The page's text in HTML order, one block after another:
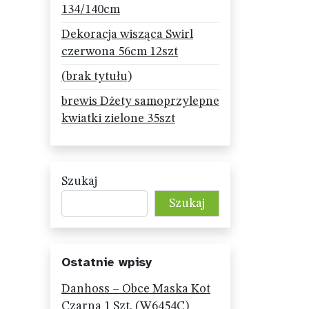
134/140cm
Dekoracja wisząca Swirl
czerwona 56cm 12szt
(brak tytułu)
brewis Dżety samoprzylepne
kwiatki zielone 35szt
Szukaj
Szukaj
Ostatnie wpisy
Danhoss – Obce Maska Kot
Czarna 1 Szt. (W6454C)